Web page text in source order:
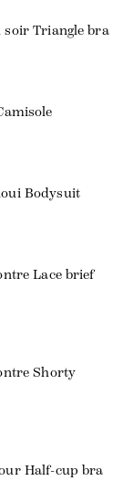
soir Triangle bra
Bodysuit
Lace brief
Shorty
Half-cup bra